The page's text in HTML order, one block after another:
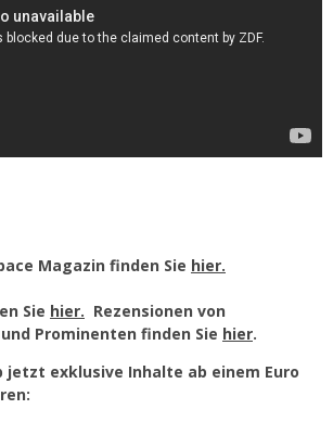
Magazin finden Sie hier.
Sie hier. Rezensionen von
Prominenten finden Sie hier.
jetzt exklusive Inhalte ab einem Euro